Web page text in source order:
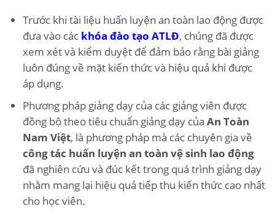
Trước khi tài liệu huấn luyện an toàn lao động được
đưa vào các khóa đào tạo ATLĐ, chúng đã được
xem xét và kiểm duyệt để đảm bảo rằng bài giảng
luôn đúng về mặt kiến thức và hiệu quả khi được
áp dụng.
Phương pháp giảng dạy của các giảng viên được
đồng bộ theo tiêu chuẩn giảng dạy của An Toàn
Nam Việt, là phương pháp mà các chuyên gia về
công tác huấn luyện an toàn vệ sinh lao động
đã nghiên cứu và đúc kết trong quá trình giảng dạy
nhằm mang lại hiệu quả tiếp thu kiến thức cao nhất
cho học viên.